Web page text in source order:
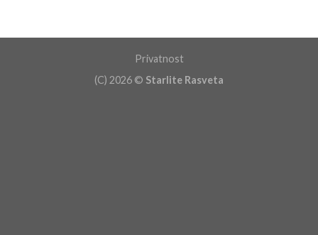
Privatnost
(C) 2026 © Starlite Rasveta